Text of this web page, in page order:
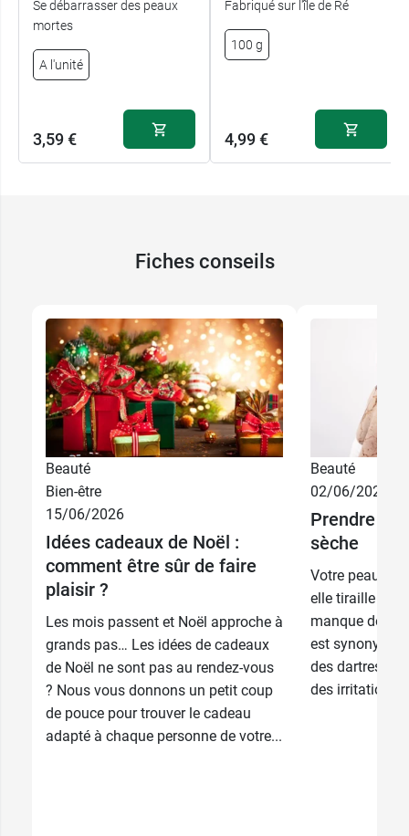
Se débarrasser des peaux
mortes
A l'unité
3,59 €
Fabriqué sur l'île de Ré
100 g
4,99 €
Fiches conseils
Beauté
Bien-être
15/06/2026
Idées cadeaux de Noël :
comment être sûr de faire
plaisir ?
Les mois passent et Noël approche à
grands pas… Les idées de cadeaux
de Noël ne sont pas au rendez-vous
? Nous vous donnons un petit coup
de pouce pour trouver le cadeau
adapté à chaque personne de votre...
Beauté
02/06/2026
Prendre
sèche
Votre peau est
elle tiraille ?
manque de
est synonyme
des dartres,
des irritations